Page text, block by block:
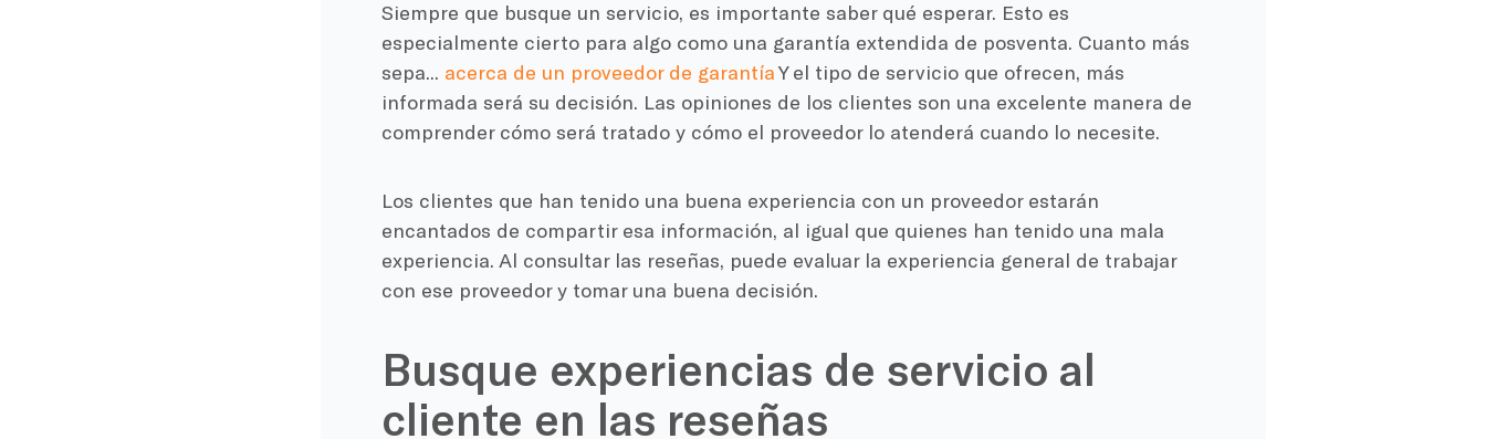
Siempre que busque un servicio, es importante saber qué esperar. Esto es
especialmente cierto para algo como una garantía extendida de posventa. Cuanto más
sepa... acerca de un proveedor de garantíaY el tipo de servicio que ofrecen, más
informada será su decisión. Las opiniones de los clientes son una excelente manera de
comprender cómo será tratado y cómo el proveedor lo atenderá cuando lo necesite.
Los clientes que han tenido una buena experiencia con un proveedor estarán
encantados de compartir esa información, al igual que quienes han tenido una mala
experiencia. Al consultar las reseñas, puede evaluar la experiencia general de trabajar
con ese proveedor y tomar una buena decisión.
Busque experiencias de servicio al
cliente en las reseñas